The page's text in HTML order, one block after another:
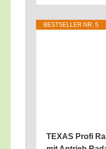
BEST­SEL­LER NR. 5
TEXAS Pro­fi